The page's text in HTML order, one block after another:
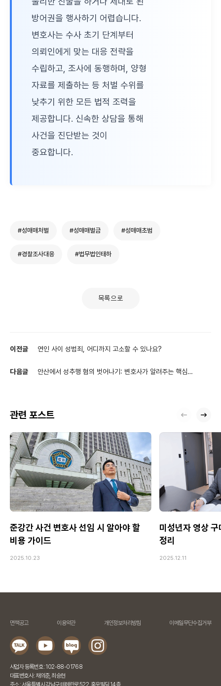
방어권을 행사하기 어렵습니다.
변호사는 수사 초기 단계부터
의뢰인에게 맞는 대응 전략을
수립하고, 조사에 동행하며, 양형
자료를 제출하는 등 처벌 수위를
낮추기 위한 모든 법적 조력을
제공합니다. 신속한 상담을 통해
사건을 진단받는 것이
중요합니다.
#성매매처벌 #성매매벌금 #성매매초범
#경찰조사대응 #법무법인태하
목록으로
이전글 연인 사이 성범죄, 어디까지 고소할 수 있나요?
다음글
안산에서 성추행 혐의 벗어나기: 변호사가 알려주는 핵심
관련 포스트
준강간 사건 변호사 선임 시 알아야 할
비용 가이드
2025.10.23
미성년자 영상
정리
2025.12.11
면책공고 이용약관 개인정보처리방침 이메일무단수집거부
사업자 등록번호 : 102-88-01768
대표변호사 : 채의준, 최승현
주소 : 서울특별시 강남구 테헤란로 522, 홍우빌딩 14층